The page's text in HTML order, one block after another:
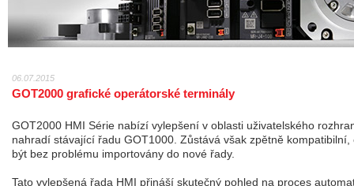
06.07.2015
GOT2000 grafické operátorské terminály
GOT2000 HMI Série nabízí vylepšení v oblasti uživatelského
nahradí stávající řadu GOT1000. Zůstává však zpětně
být bez problému importovány do nové řady.
Tato vylepšená řada HMI přináší skutečný pohled na proces